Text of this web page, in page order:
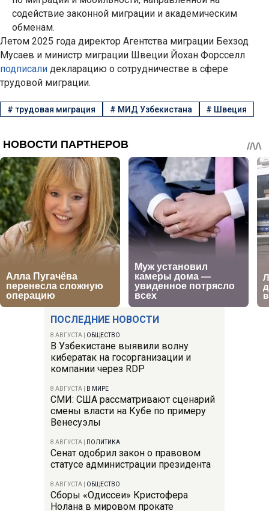
ПОСЛЕДНИЕ НОВОСТИ
8 АВГУСТА ОБЩЕСТВО
В Узбекистане выявили волну
кибератак на госорганизации и
компании через RDP
8 АВГУСТА В МИРЕ
СМИ: США рассматривают сценарий
смены власти на Кубе по примеру
Венесуэлы
8 АВГУСТА ПОЛИТИКА
Сенат одобрил закон о правовом
статусе администрации президента
8 АВГУСТА ОБЩЕСТВО
Сборы «Одиссеи» Кристофера
Нолана в мировом прокате
содействие законной миграции и академическим
обменам.
Летом 2025 года директор Агентства миграции Бехзод
Мусаев и министр миграции Швеции Йохан Форсселл
подписали декларацию о сотрудничестве в сфере
трудовой миграции.
# трудовая миграция # МИД Узбекистана # Швеция